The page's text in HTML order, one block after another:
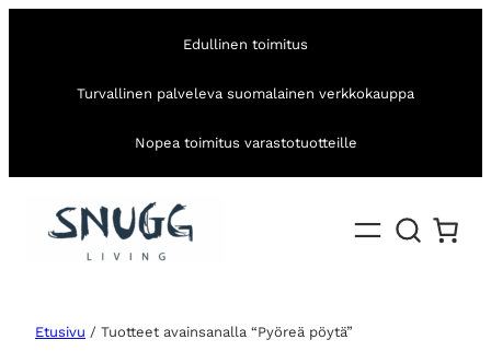
Edullinen toimitus
Turvallinen palveleva suomalainen verkkokauppa
Nopea toimitus varastotuotteille
Etusivu / Tuotteet avainsanalla “Pyöreä pöytä”